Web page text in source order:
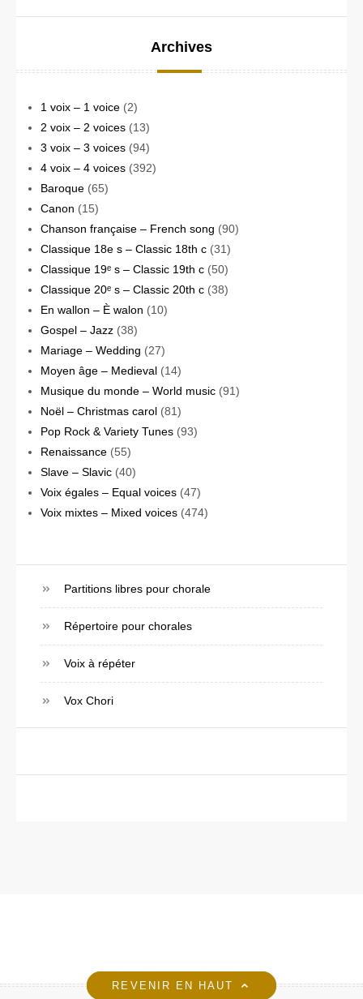
Archives
1 voix – 1 voice (2)
2 voix – 2 voices (13)
3 voix – 3 voices (94)
4 voix – 4 voices (392)
Baroque (65)
Canon (15)
Chanson française – French song (90)
Classique 18e s – Classic 18th c (31)
Classique 19ᵉ s – Classic 19th c (50)
Classique 20ᵉ s – Classic 20th c (38)
En wallon – È walon (10)
Gospel – Jazz (38)
Mariage – Wedding (27)
Moyen âge – Medieval (14)
Musique du monde – World music (91)
Noël – Christmas carol (81)
Pop Rock & Variety Tunes (93)
Renaissance (55)
Slave – Slavic (40)
Voix égales – Equal voices (47)
Voix mixtes – Mixed voices (474)
Partitions libres pour chorale
Répertoire pour chorales
Voix à répéter
Vox Chori
REVENIR EN HAUT